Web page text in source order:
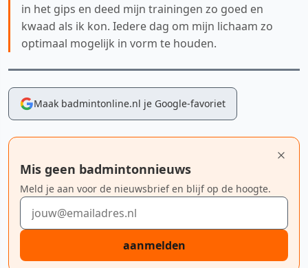
in het gips en deed mijn trainingen zo goed en
kwaad als ik kon. Iedere dag om mijn lichaam zo
optimaal mogelijk in vorm te houden.
Maak badmintonline.nl je Google-favoriet
Mis geen badmintonnieuws
Meld je aan voor de nieuwsbrief en blijf op de hoogte.
E-mailadres
aanmelden